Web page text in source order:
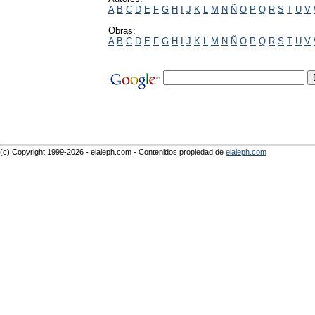
A B C D E F G H I J K L M N Ñ O P Q R S T U V
Obras:
A B C D E F G H I J K L M N Ñ O P Q R S T U V
(c) Copyright 1999-2026 - elaleph.com - Contenidos propiedad de elaleph.com